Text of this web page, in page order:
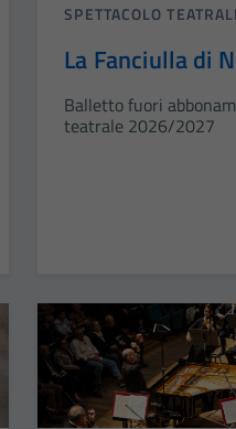
SPETTACOLO
La Fanciulla di
Balletto fuori
teatrale 2026/2027